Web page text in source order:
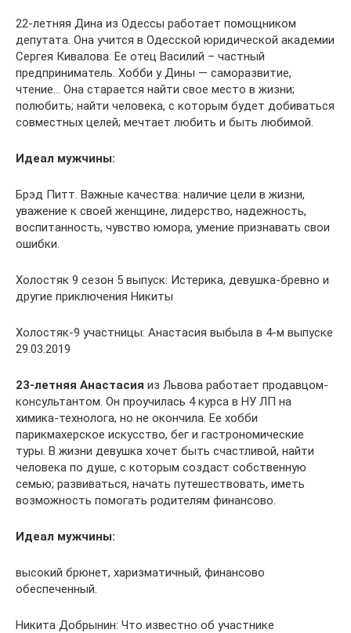
22-летняя Дина из Одессы работает помощником
депутата. Она учится в Одесской юридической академии
Сергея Кивалова. Ее отец Василий – частный
предприниматель. Хобби у Дины — саморазвитие,
чтение… Она старается найти свое место в жизни;
полюбить; найти человека, с которым будет добиваться
совместных целей; мечтает любить и быть любимой.
Идеал мужчины:
Брэд Питт. Важные качества: наличие цели в жизни,
уважение к своей женщине, лидерство, надежность,
воспитанность, чувство юмора, умение признавать свои
ошибки.
Холостяк 9 сезон 5 выпуск: Истерика, девушка-бревно и
другие приключения Никиты
Холостяк-9 участницы: Анастасия выбыла в 4-м выпуске
29.03.2019
23-летняя Анастасия из Львова работает продавцом-
консультантом. Он проучилась 4 курса в НУ ЛП на
химика-технолога, но не окончила. Ее хобби
парикмахерское искусство, бег и гастрономические
туры. В жизни девушка хочет быть счастливой, найти
человека по душе, с которым создаст собственную
семью; развиваться, начать путешествовать, иметь
возможность помогать родителям финансово.
Идеал мужчины:
высокий брюнет, харизматичный, финансово
обеспеченный.
Никита Добрынин: Что известно об участнике